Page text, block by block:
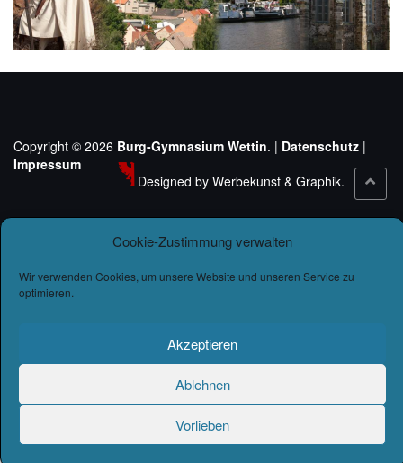
Cookie-Zustimmung verwalten
Wir verwenden Cookies, um unsere Website und unseren Service zu
optimieren.
Akzeptieren
Ablehnen
Vorlieben
Copyright © 2026 Burg-Gymnasium Wettin. | Datenschutz |
Impressum
Designed by Werbekunst & Graphik.